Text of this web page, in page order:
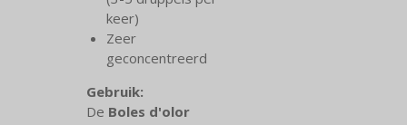
keer)
Zeer
geconcentreerd
Gebruik:
De Boles d'olor